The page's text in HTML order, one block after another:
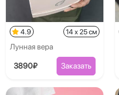
4.9 14 x 25 см
Лунная вера
3890₽ Заказать